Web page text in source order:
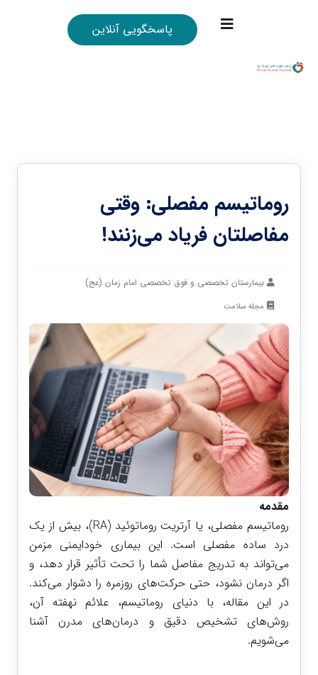
پاسخگویی آنلاین
روماتیسم مفصلی: وقتی
مفاصلتان فریاد می‌زنند!
بیمارستان تخصصی و فوق تخصصی امام زمان (عج)
مجله سلامت
مقدمه
روماتیسم مفصلی، یا آرتریت روماتوئید (RA)، بیش از یک
درد ساده مفصلی است. این بیماری خودایمنی مزمن
می‌تواند به تدریج مفاصل شما را تحت تأثیر قرار دهد، و
اگر درمان نشود، حتی حرکت‌های روزمره را دشوار می‌کند.
در این مقاله، با دنیای روماتیسم، علائم نهفته آن،
روش‌های تشخیص دقیق و درمان‌های مدرن آشنا
می‌شویم.